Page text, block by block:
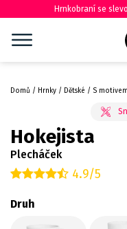
Hrnkobraní se
Domů Hrnky Dětské S motivem
Hokejista
Plecháček
4.9/5
Druh